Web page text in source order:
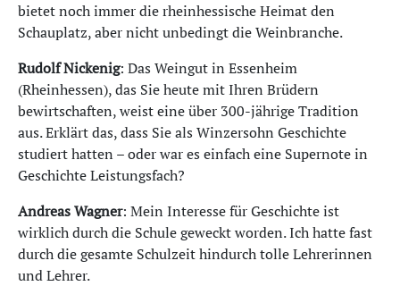
bietet noch immer die rheinhessische Heimat den
Schauplatz, aber nicht unbedingt die Weinbranche.
Rudolf Nickenig: Das Weingut in Essenheim
(Rheinhessen), das Sie heute mit Ihren Brüdern
bewirtschaften, weist eine über 300-jährige Tradition
aus. Erklärt das, dass Sie als Winzersohn Geschichte
studiert hatten – oder war es einfach eine Supernote in
Geschichte Leistungsfach?
Andreas Wagner: Mein Interesse für Geschichte ist
wirklich durch die Schule geweckt worden. Ich hatte fast
durch die gesamte Schulzeit hindurch tolle Lehrerinnen
und Lehrer.